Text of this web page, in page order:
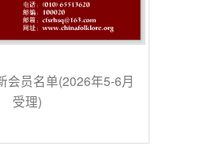
会员名单(2026年5-6月
受理)